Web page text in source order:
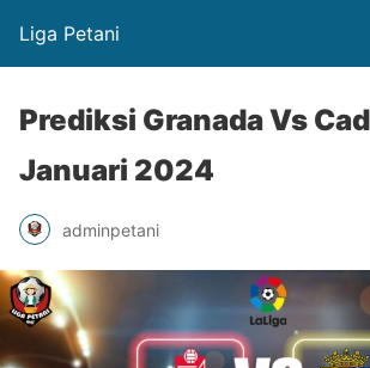
Liga Petani
Prediksi Granada Vs
Januari 2024
adminpetani